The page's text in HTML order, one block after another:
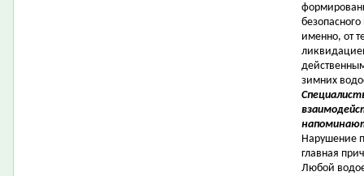
именно, от
зимних
Нарушение
главная
Любой